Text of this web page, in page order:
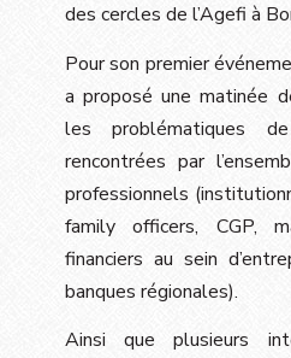
des cercles de l’Agefi à
Pour son premier
a proposé une matinée
les problématiques
rencontrées par
professionnels
family officers, CGP,
financiers au sein
banques régionales).
Ainsi que plusieurs